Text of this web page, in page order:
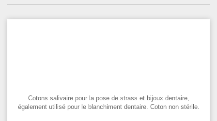
Cotons salivaire pour la pose de strass et bijoux dentaire,
également utilisé pour le blanchiment dentaire. Coton non stérile.